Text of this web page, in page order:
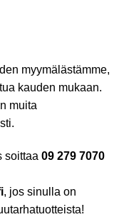
myymälästämme,
kauden mukaan.
muita
soittaa 09 279 7070
, jos sinulla on